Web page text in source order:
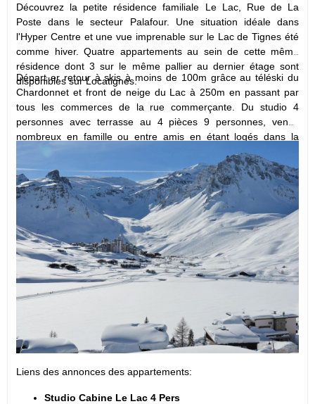
Découvrez la petite résidence familiale Le Lac, Rue de La
Poste dans le secteur Palafour. Une situation idéale dans
l'Hyper Centre et une vue imprenable sur le Lac de Tignes été
comme hiver. Quatre appartements au sein de cette même
résidence dont 3 sur le même pallier au dernier étage sont
disponibles sur Locatignes.
Départ er retour à skis à moins de 100m grâce au téléski du
Chardonnet et front de neige du Lac à 250m en passant par
tous les commerces de la rue commerçante. Du studio 4
personnes avec terrasse au 4 pièces 9 personnes, venez
nombreux en famille ou entre amis en étant logés dans la
même résidence! Location du dimanche au dimanche pour
plus de confort sur les routes.
Liens des annonces des appartements:
Studio Cabine Le Lac 4 Pers